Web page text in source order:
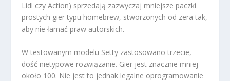
Lidl czy Action) sprzedają zazwyczaj mniejsze paczki
prostych gier typu homebrew, stworzonych od zera tak,
aby nie łamać praw autorskich.
W testowanym modelu Setty zastosowano trzecie,
dość nietypowe rozwiązanie. Gier jest znacznie mniej –
około 100. Nie jest to jednak legalne oprogramowanie